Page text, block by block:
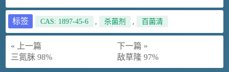
标签 CAS: 1897-45-6 , 杀菌剂 , 百菌清
« 上一篇
三氮脒 98%
下一篇 »
敌草隆 97%